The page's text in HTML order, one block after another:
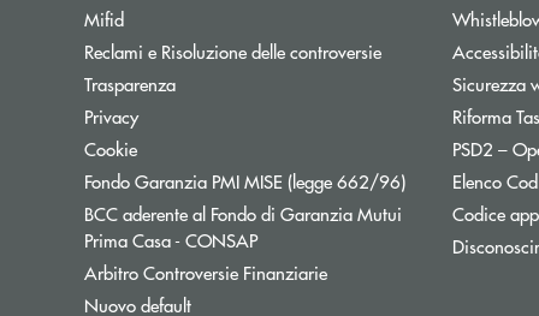
Mifid
Reclami e Risoluzione delle controversie
Trasparenza
Privacy
Cookie
Fondo Garanzia PMI MISE (legge 662/96)Apre una nuova
BCC aderente al Fondo di Garanzia Mutui
Prima Casa - CONSAPApre una nuova finestra
Arbitro Controversie FinanziarieApre una nuova finestra
Nuovo default
Sicurezza
Riforma
PSD2 –
Elenco
Codice